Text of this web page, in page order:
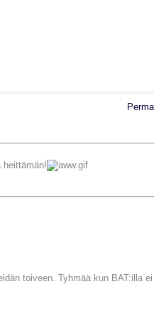
toiveen. Tyhmää kun BAT:illa